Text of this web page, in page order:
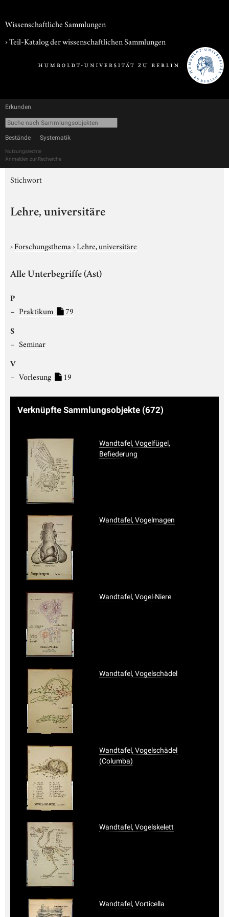
Wissenschaftliche Sammlungen
› Teil-Katalog der wissenschaftlichen Sammlungen
Erkunden
Bestände Systematik
Nutzungsrechte
Anmelden zur Recherche
Stichwort
Lehre, universitäre
›Forschungsthema›Lehre, universitäre
Alle Unterbegriffe (Ast)
P
Praktikum 79
S
Seminar
V
Vorlesung 19
Verknüpfte Sammlungsobjekte (672)
Wandtafel, Vogelfügel,
Befiederung
Wandtafel, Vogelmagen
Wandtafel, Vogel-Niere
Wandtafel, Vogelschädel
Wandtafel, Vogelschädel
(Columba)
Wandtafel, Vogelskelett
Wandtafel, Vorticella